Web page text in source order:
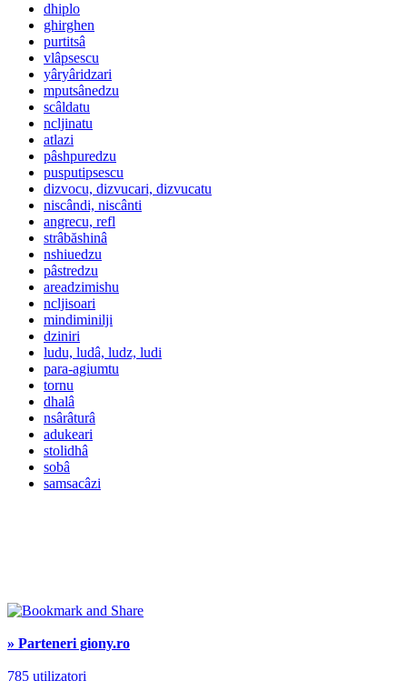
dhiplo
ghirghen
purtitsâ
vlâpsescu
yâryâridzari
mputsânedzu
scâldatu
ncljinatu
atlazi
pâshpuredzu
pusputipsescu
dizvocu, dizvucari, dizvucatu
niscândi, niscânti
angrecu, refl
strâbăshinâ
nshiuedzu
pâstredzu
areadzimishu
ncljisoari
mindiminilji
dziniri
ludu, ludâ, ludz, ludi
para-agiumtu
tornu
dhalâ
nsârâturâ
adukeari
stolidhâ
sobâ
samsacâzi
» Parteneri giony.ro
785 utilizatori